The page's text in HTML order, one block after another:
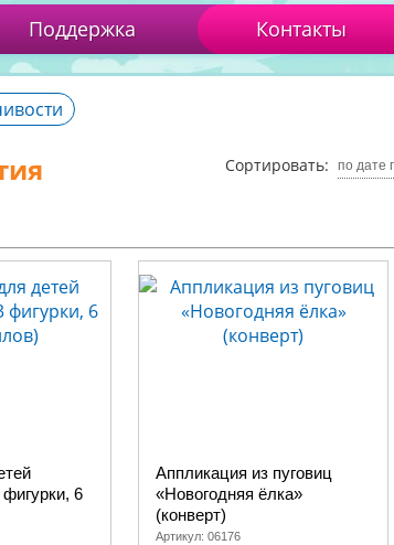
Поддержка Контакты
Сортировать: по дате
6
Аппликация из пуговиц
«Новогодняя ёлка»
(конверт)
Артикул: 06176